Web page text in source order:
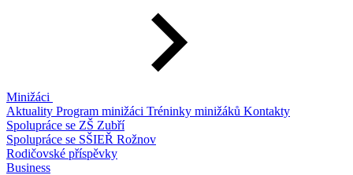
Minižáci
Aktuality Program minižáci Tréninky minižáků Kontakty
Spolupráce se ZŠ Zubří
Spolupráce se SŠIEŘ Rožnov
Rodičovské příspěvky
Business